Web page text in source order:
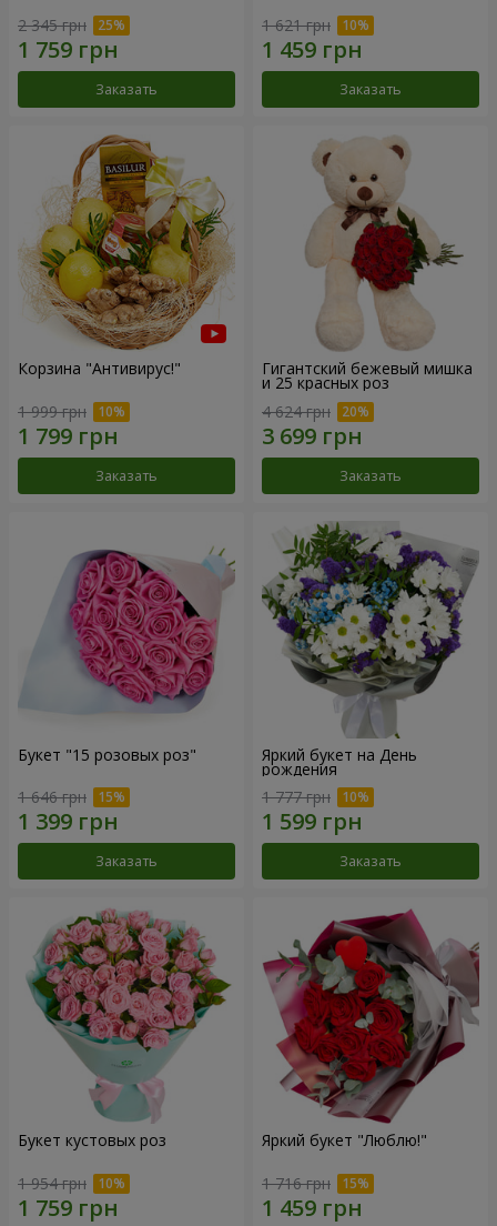
2 345 грн
Заказать
1 621 грн
Заказать
Корзина "Антивирус!"
1 999 грн
Заказать
Гигантский бежевый мишка
и 25 красных роз
4 624 грн
Заказать
Букет "15 розовых роз"
1 646 грн
Заказать
Яркий букет на День
рождения
1 777 грн
Заказать
Букет кустовых роз
1 954 грн
Яркий букет "Люблю!"
1 716 грн